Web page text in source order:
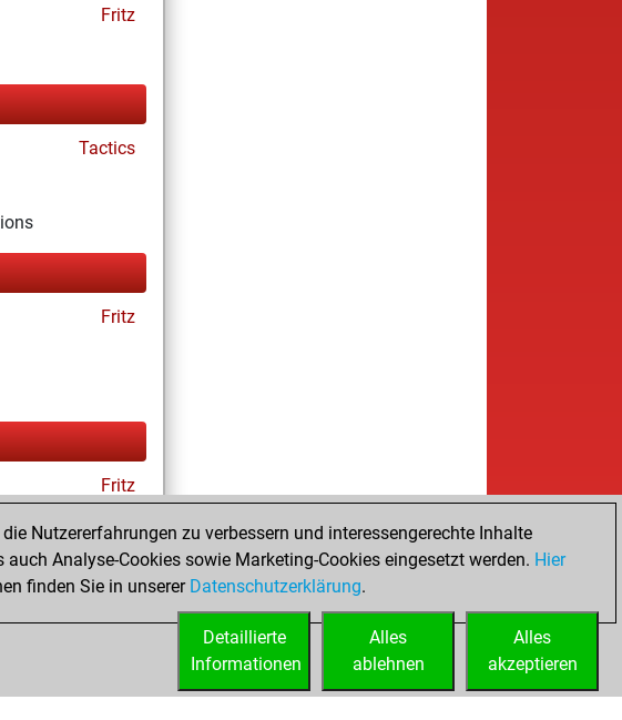
Fritz
Tactics
Fritz
Fritz
Tactics
Nutzererfahrungen zu verbessern und interessengerechte Inhalte
Analyse-Cookies sowie Marketing-Cookies eingesetzt werden. Hier
finden Sie in unserer Datenschutzerklärung.
Alles
akzeptieren
Alles
ablehnen
Detaillierte
Informationen